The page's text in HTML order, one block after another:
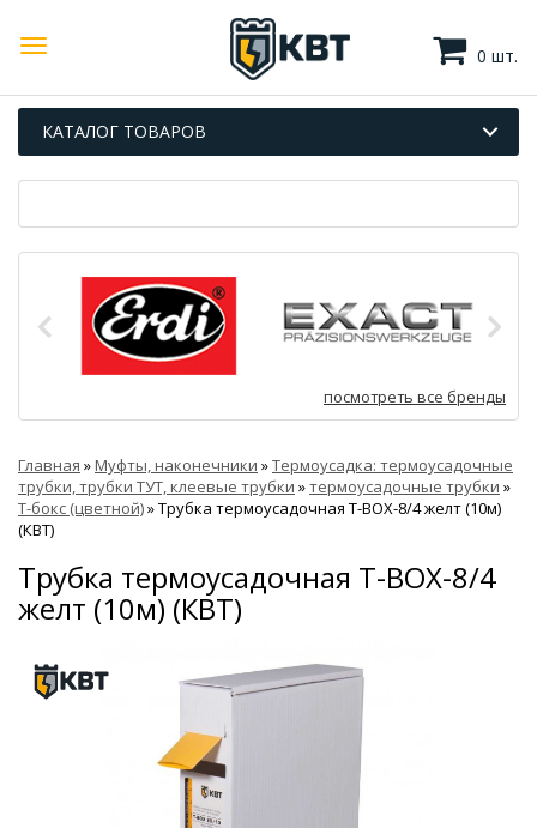
0 шт.
КАТАЛОГ ТОВАРОВ
посмотреть все бренды
Главная »Муфты, наконечники »Термоусадка: термоусадочные
трубки, трубки ТУТ, клеевые трубки »термоусадочные трубки »
Т-бокс (цветной)»Трубка термоусадочная Т-BOX-8/4 желт (10м)
(КВТ)
Трубка термоусадочная Т-BOX-8/4
желт (10м) (КВТ)